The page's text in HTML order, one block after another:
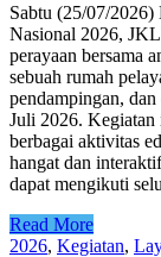
Sabtu (25/07/
Nasional 2026,
perayaan bersama
sebuah rumah
pendampingan,
Juli 2026. Kegiatan
berbagai aktivitas
hangat dan
dapat mengikuti
Read More
2026, Kegiatan,